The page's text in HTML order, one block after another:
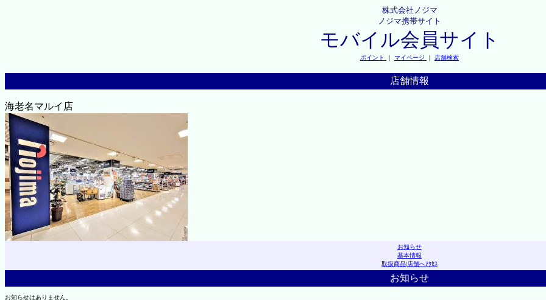
株式会社ノジマ
ノジマ携帯サイト
モバイル会員サイト
ポイント ｜ マイページ ｜ 店舗検索
店舗情報
海老名マルイ店
お知らせ
基本情報
取扱商品|店舗へｱｸｾｽ
お知らせ
お知らせはありません。